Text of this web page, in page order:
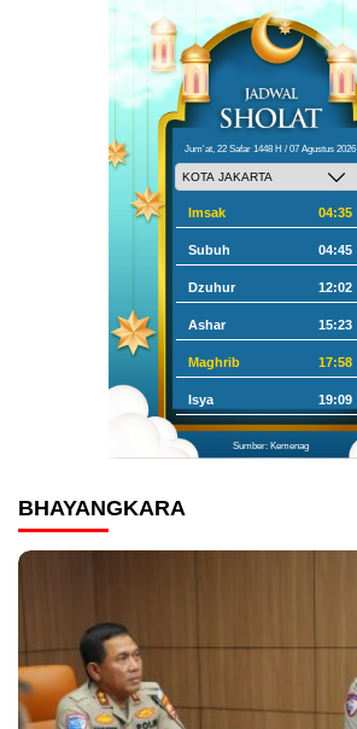
Jum'at, 22 Safar 1448 H / 07 Agustus 2026
Imsak 04:35
Subuh 04:45
Dzuhur 12:02
Ashar 15:23
Maghrib 17:58
Isya 19:09
Sumber: Kemenag
BHAYANGKARA